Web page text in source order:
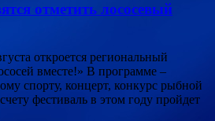
отметить лососевый
откроется региональный
вместе!» В программе –
спорту, концерт, конкурс рыбной
фестиваль в этом году пройдет